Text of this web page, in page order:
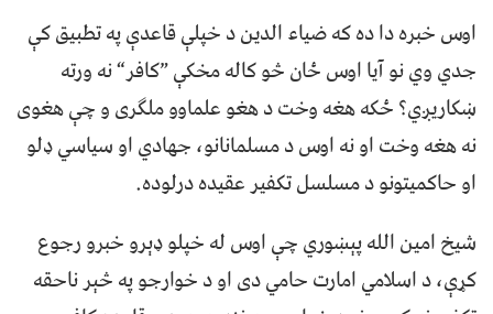
اوس خبره دا ده که ضياء الدین د خپلې قاعدې په تطبیق کې
جدي وي نو آیا اوس ځان څو کاله مخکې ”کافر“ نه ورته
ښکاریږي؟ ځکه هغه وخت د هغو علماوو ملګری و چې هغوی
نه هغه وخت او نه اوس د مسلمانانو، جهادي او سیاسي ډلو
او حاکمیتونو د مسلسل تکفیر عقیده درلوده.
شیخ امین الله پېښوري چې اوس له خپلو ډېرو خبرو رجوع
کړې، د اسلامي امارت حامي دی او د خوارجو په څېر ناحقه